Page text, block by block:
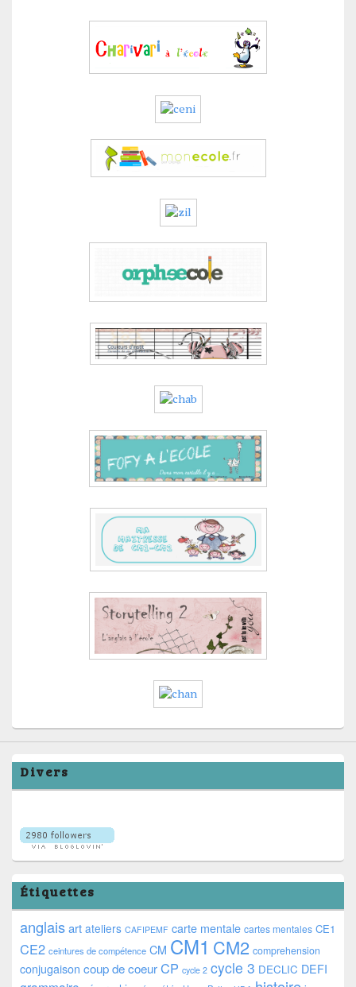
Divers
Étiquettes
anglaisart ateliers CAFIPEMF carte mentale cartes mentales CE1
CE2 ceintures de compétence CM CM1 CM2 comprehension
conjugaison coup de coeurCP cycle 2 cycle 3 DECLIC DEFI